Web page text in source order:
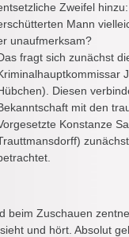
Zweifel
Mann
unaufmerksam?
fragt sich zunächst
Diesen
mit den
Konstanze
beim Zuschauen
und hört. Absolut